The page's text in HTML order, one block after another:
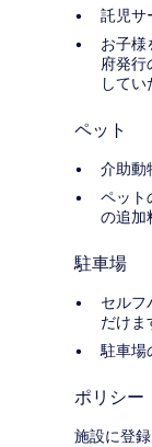
託児サ
お子様
府発行
してい
ペット
介助動
ペット
の追加
駐車場
セルフ
だけま
駐車場
ポリシー
施設に登